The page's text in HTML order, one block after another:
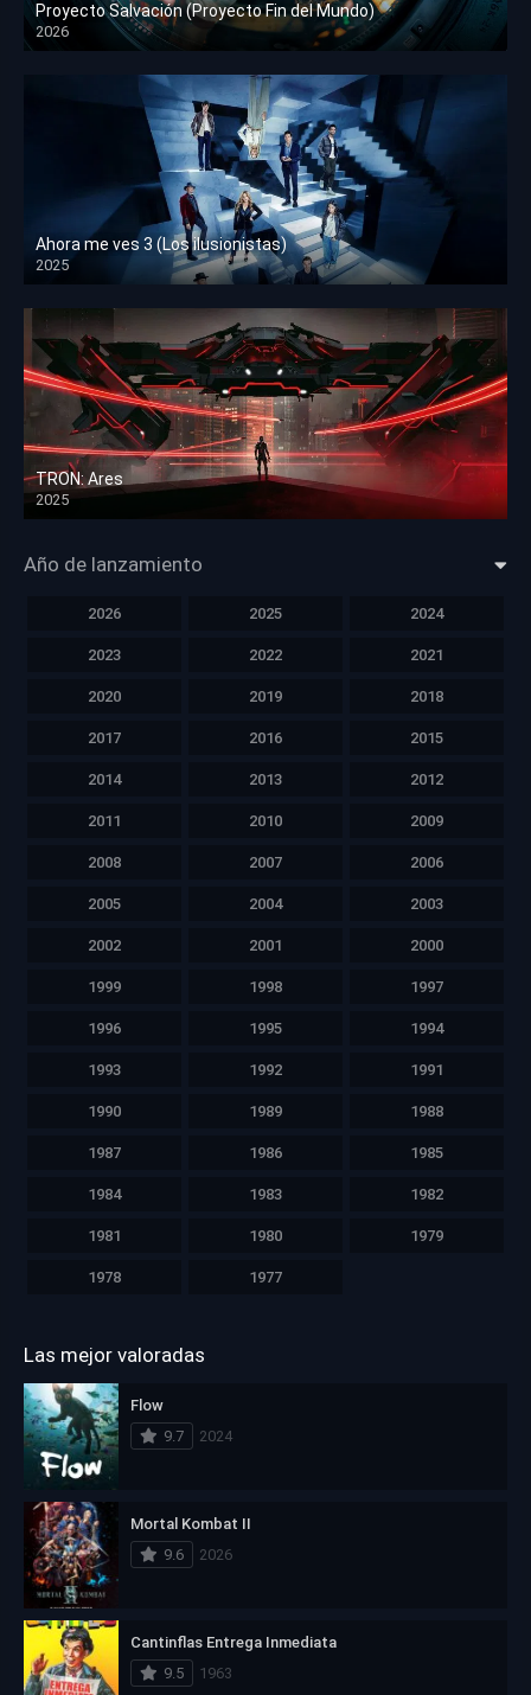
Proyecto Salvación (Proyecto Fin del Mundo)
2026
HD 1080p
Ahora me ves 3 (Los ilusionistas)
2025
HD 1080p
TRON: Ares
2025
HD 1080p
Año de lanzamiento
2026 2025 2024
2023 2022 2021
2020 2019 2018
2017 2016 2015
2014 2013 2012
2011 2010 2009
2008 2007 2006
2005 2004 2003
2002 2001 2000
1999 1998 1997
1996 1995 1994
1993 1992 1991
1990 1989 1988
1987 1986 1985
1984 1983 1982
1981 1980 1979
1978 1977
Las mejor valoradas
Flow
9.7
2024
Mortal Kombat II
9.6
2026
Cantinflas Entrega Inmediata
9.5
1963